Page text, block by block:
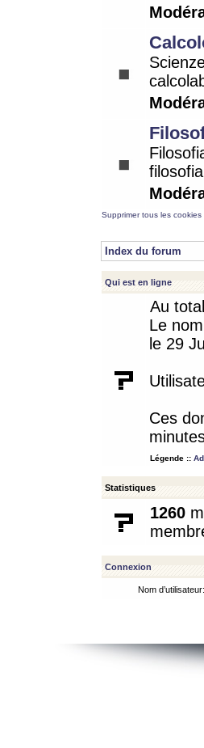
Supprimer tous les cookies
Index du forum
Qui est en ligne
Au
Le
le 29
Ces
Légende ::
Statistiques
1260
Connexion
Nom d’utilisateur: